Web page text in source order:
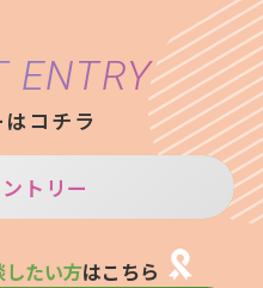
ENTRY
コチラ
トリー
したい方はこちら